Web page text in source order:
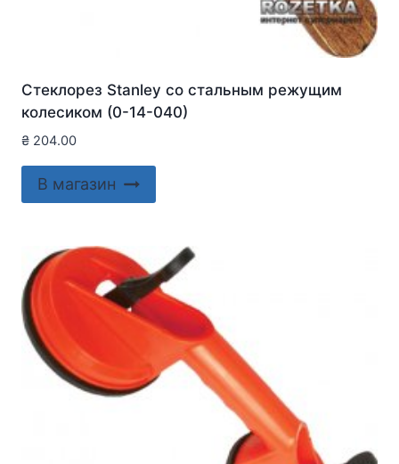
Стеклорез Stanley со стальным режущим
колесиком (0-14-040)
₴ 204.00
В магазин